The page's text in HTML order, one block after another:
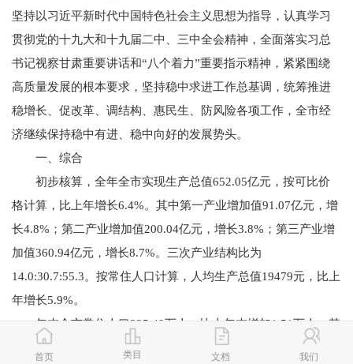
坚持以习近平新时代中国特色社会主义思想为指导，认真学习
贯彻党的十九大和十九届二中、三中全会精神，全面落实习总
书记视察甘肃重要讲话和“八个着力”重要指示精神，紧紧围绕
高质量发展的根本要求，坚持稳中求进工作总基调，统筹推进
稳增长、促改革、调结构、惠民生、防风险各项工作，全市经
济继续保持稳中有进、稳中向好的发展势头。
一、综合
初步核算，全年全市实现生产总值652.05亿元，按可比价
格计算，比上年增长6.4%。其中第一产业增加值91.07亿元，增
长4.8%；第二产业增加值200.04亿元，增长3.8%；第三产业增
加值360.94亿元，增长8.7%。三次产业结构比为
14.0:30.7:55.3。按常住人口计算，人均生产总值19479元，比上
年增长5.9%。
年末全市常住人口335.49万人，比上年末增加1.51万人。其
中城镇人口139.73万人，占常住人口比重（常住人口城镇化
首页 类目 文档 我们